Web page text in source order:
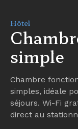
Hôtel
simple
Chambre
simples, idéale
séjours. Wi-Fi
direct au